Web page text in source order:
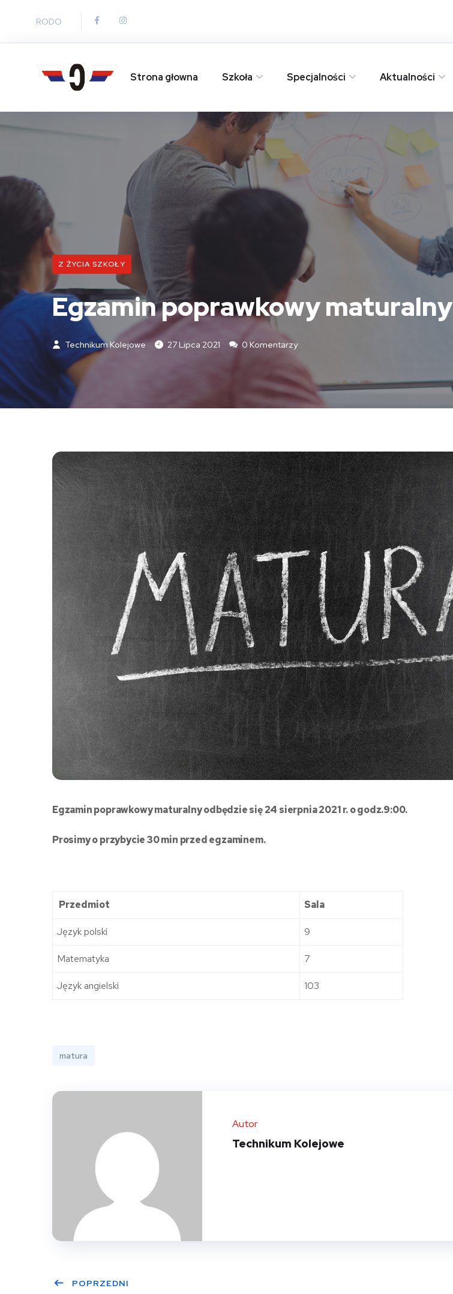
RODO
Strona głowna Szkoła Specjalności Aktualności
Z ŻYCIA SZKOŁY
Egzamin poprawkowy maturalny
Technikum Kolejowe 27 Lipca 2021 0 Komentarzy
Egzamin poprawkowy maturalny odbędzie się 24 sierpnia 2021 r. o godz.9:00.
Prosimy o przybycie 30 min przed egzaminem.
Przedmiot Sala
Język polski 9
Matematyka 7
Język angielski 103
matura
Autor
Technikum Kolejowe
POPRZEDNI